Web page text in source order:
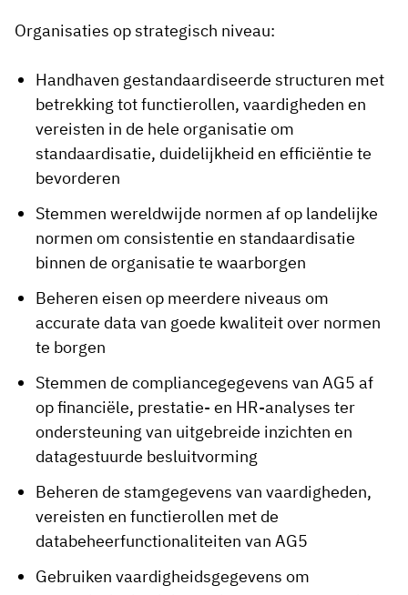
Organisaties op strategisch niveau:
Handhaven gestandaardiseerde structuren met
betrekking tot functierollen, vaardigheden en
vereisten in de hele organisatie om
standaardisatie, duidelijkheid en efficiëntie te
bevorderen
Stemmen wereldwijde normen af op landelijke
normen om consistentie en standaardisatie
binnen de organisatie te waarborgen
Beheren eisen op meerdere niveaus om
accurate data van goede kwaliteit over normen
te borgen
Stemmen de compliancegegevens van AG5 af
op financiële, prestatie- en HR-analyses ter
ondersteuning van uitgebreide inzichten en
datagestuurde besluitvorming
Beheren de stamgegevens van vaardigheden,
vereisten en functierollen met de
databeheerfunctionaliteiten van AG5
Gebruiken vaardigheidsgegevens om